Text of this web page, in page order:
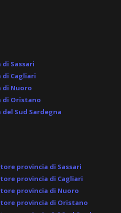
Sassari
Cagliari
di Nuoro
di Oristano
Sud Sardegna
provincia di Sassari
provincia di Cagliari
provincia di Nuoro
provincia di Oristano